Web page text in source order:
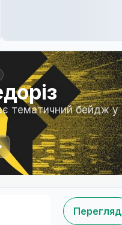
тематичний бейдж у
Перегляд